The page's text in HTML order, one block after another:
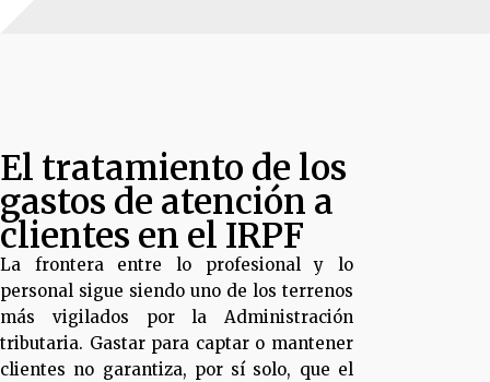
El tratamiento de los
gastos de atención a
clientes en el IRPF
La frontera entre lo profesional y lo
personal sigue siendo uno de los terrenos
más vigilados por la Administración
tributaria. Gastar para captar o mantener
clientes no garantiza, por sí solo, que el